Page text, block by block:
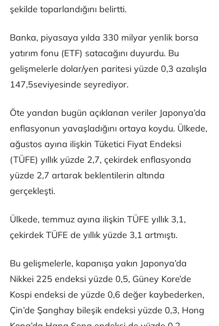
şekilde toparlandığını belirtti.
Banka, piyasaya yılda 330 milyar yenlik borsa
yatırım fonu (ETF) satacağını duyurdu. Bu
gelişmelerle dolar/yen paritesi yüzde 0,3 azalışla
147,5seviyesinde seyrediyor.
Öte yandan bugün açıklanan veriler Japonya’da
enflasyonun yavaşladığını ortaya koydu. Ülkede,
ağustos ayına ilişkin Tüketici Fiyat Endeksi
(TÜFE) yıllık yüzde 2,7, çekirdek enflasyonda
yüzde 2,7 artarak beklentilerin altında
gerçekleşti.
Ülkede, temmuz ayına ilişkin TÜFE yıllık 3,1,
çekirdek TÜFE de yıllık yüzde 3,1 artmıştı.
Bu gelişmelerle, kapanışa yakın Japonya’da
Nikkei 225 endeksi yüzde 0,5, Güney Kore’de
Kospi endeksi de yüzde 0,6 değer kaybederken,
Çin’de Şanghay bileşik endeksi yüzde 0,3, Hong